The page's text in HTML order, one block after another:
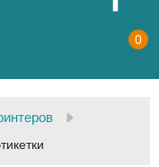
0